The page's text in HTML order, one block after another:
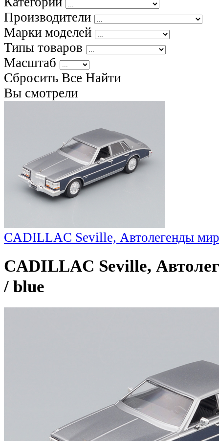
Производители
Марки моделей
Типы товаров
Масштаб
Сбросить Все Найти
Вы смотрели
CADILLAC Seville, Автолегенды
CADILLAC Seville,
/ blue